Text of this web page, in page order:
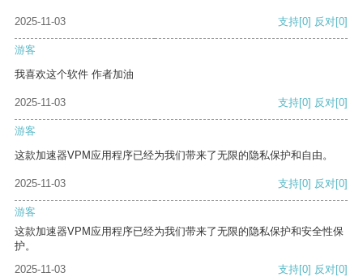
2025-11-03 支持[0] 反对[0]
游客
我喜欢这个软件 作者加油
2025-11-03 支持[0] 反对[0]
游客
这款加速器VPM应用程序已经为我们带来了无限的隐私保护和自由。
2025-11-03 支持[0] 反对[0]
游客
这款加速器VPM应用程序已经为我们带来了无限的隐私保护和安全性保
护。
2025-11-03
支持[0] 反对[0]